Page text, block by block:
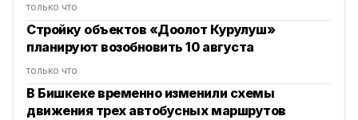
только что
Стройку объектов «Доолот Курулуш»
планируют возобновить 10 августа
только что
В Бишкеке временно изменили схемы
движения трех автобусных маршрутов